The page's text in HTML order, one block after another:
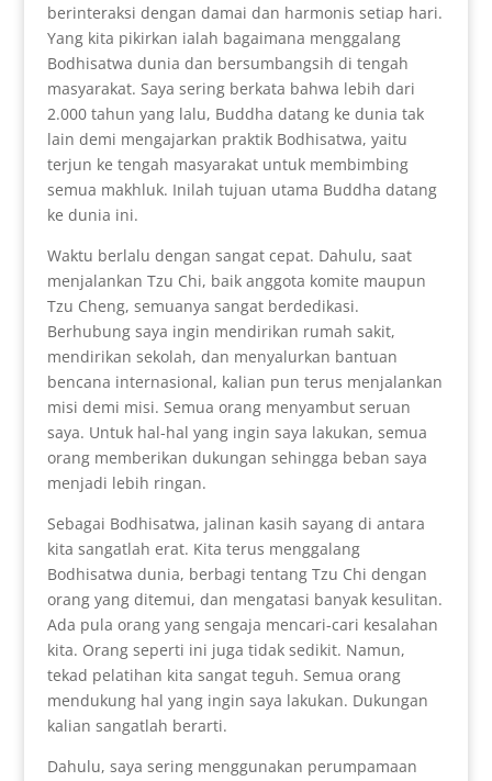
berinteraksi dengan damai dan harmonis setiap hari.
Yang kita pikirkan ialah bagaimana menggalang
Bodhisatwa dunia dan bersumbangsih di tengah
masyarakat. Saya sering berkata bahwa lebih dari
2.000 tahun yang lalu, Buddha datang ke dunia tak
lain demi mengajarkan praktik Bodhisatwa, yaitu
terjun ke tengah masyarakat untuk membimbing
semua makhluk. Inilah tujuan utama Buddha datang
ke dunia ini.
Waktu berlalu dengan sangat cepat. Dahulu, saat
menjalankan Tzu Chi, baik anggota komite maupun
Tzu Cheng, semuanya sangat berdedikasi.
Berhubung saya ingin mendirikan rumah sakit,
mendirikan sekolah, dan menyalurkan bantuan
bencana internasional, kalian pun terus menjalankan
misi demi misi. Semua orang menyambut seruan
saya. Untuk hal-hal yang ingin saya lakukan, semua
orang memberikan dukungan sehingga beban saya
menjadi lebih ringan.
Sebagai Bodhisatwa, jalinan kasih sayang di antara
kita sangatlah erat. Kita terus menggalang
Bodhisatwa dunia, berbagi tentang Tzu Chi dengan
orang yang ditemui, dan mengatasi banyak kesulitan.
Ada pula orang yang sengaja mencari-cari kesalahan
kita. Orang seperti ini juga tidak sedikit. Namun,
tekad pelatihan kita sangat teguh. Semua orang
mendukung hal yang ingin saya lakukan. Dukungan
kalian sangatlah berarti.
Dahulu, saya sering menggunakan perumpamaan